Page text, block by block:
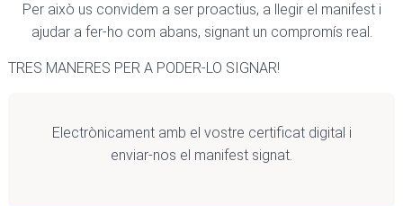
Per això us convidem a ser proactius, a llegir el manifest i
ajudar a fer-ho com abans, signant un compromís real.
TRES MANERES PER A PODER-LO SIGNAR!
Electrònicament amb el vostre certificat digital i
enviar-nos el manifest signat.